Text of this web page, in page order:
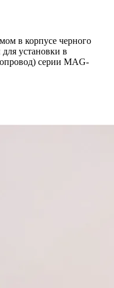
в корпусе черного
установки в
серии MAG-